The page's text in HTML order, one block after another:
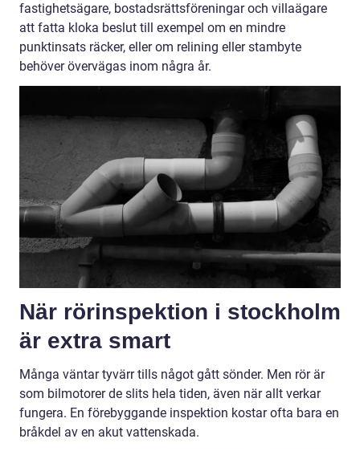
fastighetsägare, bostadsrättsföreningar och villaägare
att fatta kloka beslut till exempel om en mindre
punktinsats räcker, eller om relining eller stambyte
behöver övervägas inom några år.
När rörinspektion i stockholm
är extra smart
Många väntar tyvärr tills något gått sönder. Men rör är
som bilmotorer de slits hela tiden, även när allt verkar
fungera. En förebyggande inspektion kostar ofta bara en
bråkdel av en akut vattenskada.